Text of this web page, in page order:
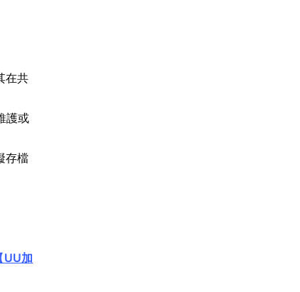
在共
護或
存檔
【UU加